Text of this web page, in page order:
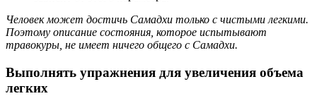
Человек может достичь Самадхи только с чистыми легкими.
Поэтому описание состояния , которое испытывают
травокуры, не имеет ничего общего с Самадхи.
Выполнять упражнения для увеличения объема
легких